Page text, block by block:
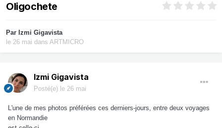
Oligochete
Par Izmi Gigavista
le 26 mai dans ARTMICRO
Izmi Gigavista
Posté(e) le 26 mai
L'une de mes photos préférées ces derniers-jours, entre deux voyages
en Normandie